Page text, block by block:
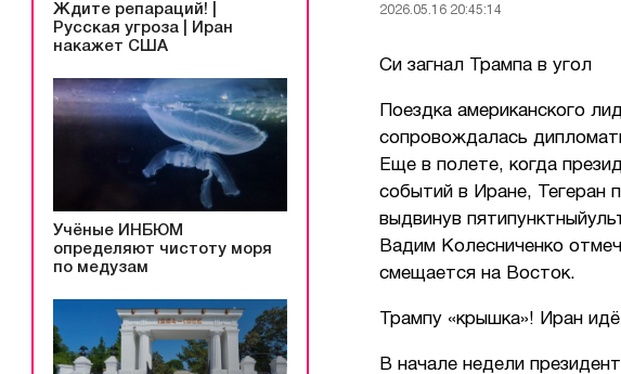
Ждите репараций! |
Русская угроза | Иран
накажет США
Учёные ИНБЮМ
определяют чистоту моря
по медузам
2026.05.16 20:45:14
Си загнал Трампа в угол
Поездка американского
сопровождалась
Еще в полете, когда
событий в Иране, Тегеран
выдвинув
Вадим Колесниченко
смещается на Восток.
Трампу «крышка»! Иран
В начале недели